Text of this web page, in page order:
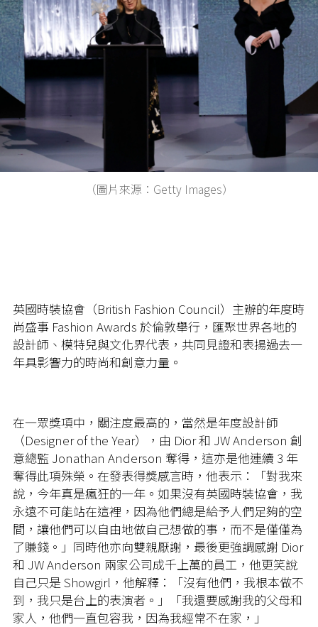
（圖片來源：Getty Images）
英國時裝協會（British Fashion Council）主辦的年度時
尚盛事 Fashion Awards 於倫敦舉行，匯聚世界各地的
設計師、模特兒與文化界代表，共同見證和表揚過去一
年具影響力的時尚和創意力量。
在一眾獎項中，關注度最高的，當然是年度設計師
（Designer of the Year），由 Dior 和 JW Anderson 創
意總監 Jonathan Anderson 奪得，這亦是他連續 3 年
奪得此項殊榮。在發表得獎感言時，他表示：「對我來
說，今年真是瘋狂的一年。如果沒有英國時裝協會，我
永遠不可能站在這裡，因為他們總是給予人們足夠的空
間，讓他們可以自由地做自己想做的事，而不是僅僅為
了賺錢。」同時他亦向雙親厭謝，最後更強調感謝 Dior
和 JW Anderson 兩家公司成千上萬的員工，他更笑說
自己只是 Showgirl，他解釋：「沒有他們，我根本做不
到，我只是台上的表演者。」「我還要感謝我的父母和
家人，他們一直包容我，因為我經常不在家，」